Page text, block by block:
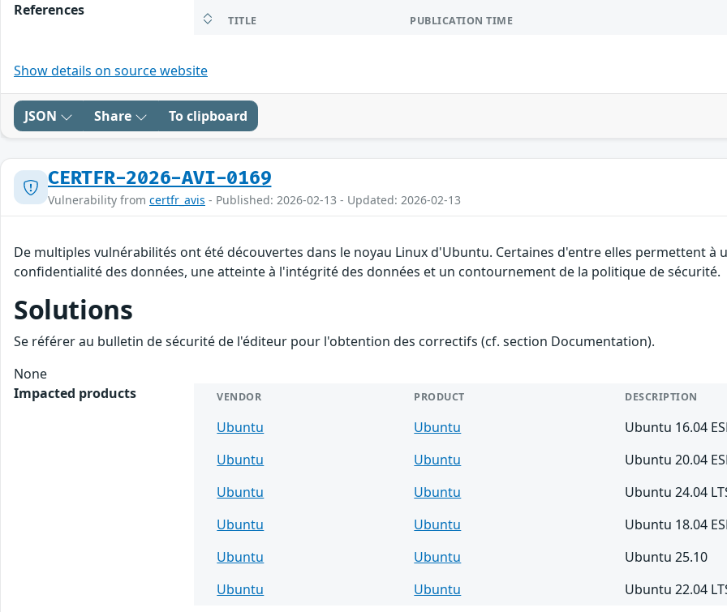
References
TITLE PUBLICATION TIME
Show details on source website
JSON Share To clipboard
CERTFR-2026-AVI-0169
Vulnerability from certfr_avis - Published: 2026-02-13 - Updated: 2026-02-13
De multiples vulnérabilités ont été découvertes dans le noyau Linux d'Ubuntu. Certaines d'entre elles permettent
confidentialité des données, une atteinte à l'intégrité des données et un contournement de la politique de sécurité.
Solutions
Se référer au bulletin de sécurité de l'éditeur pour l'obtention des correctifs (cf. section Documentation).
None
Impacted products
VENDOR PRODUCT DESCRIPTION
Ubuntu Ubuntu
Ubuntu 16.04
Ubuntu
Ubuntu
Ubuntu 20.04
Ubuntu
Ubuntu
Ubuntu 24.04
Ubuntu
Ubuntu
Ubuntu 18.04
Ubuntu
Ubuntu
Ubuntu 25.10
Ubuntu
Ubuntu Ubuntu 22.04